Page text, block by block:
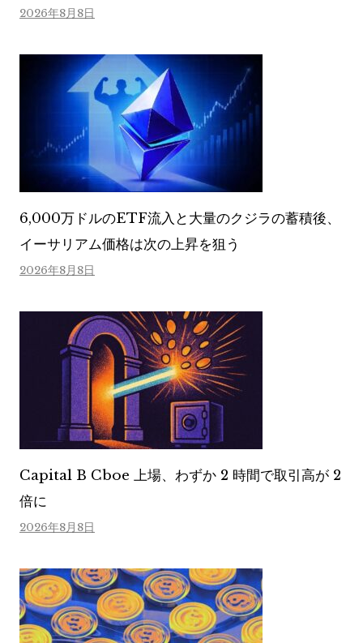
2026年8月8日
6,000万ドルのETF流入と大量のクジラの蓄積後、
イーサリアム価格は次の上昇を狙う
2026年8月8日
Capital B Cboe 上場、わずか 2 時間で取引高が 2
倍に
2026年8月8日